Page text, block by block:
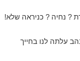
? נחיה ? כניראה שלא!
עלתה לנו בחייך